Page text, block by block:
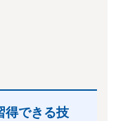
得できる技